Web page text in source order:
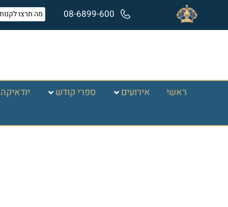
08-6899-600
ראשי אירועים ספרי קודש